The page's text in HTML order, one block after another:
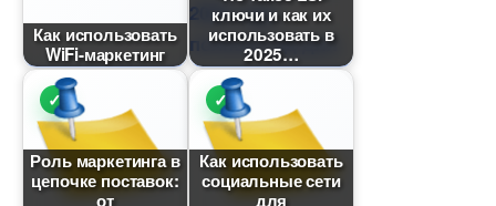
Как использовать
WiFi-маркетин
ключи и как их
использовать
2025
Роль маркетинга
цепочке поставок:
от
Как использовать
социальные сети
для